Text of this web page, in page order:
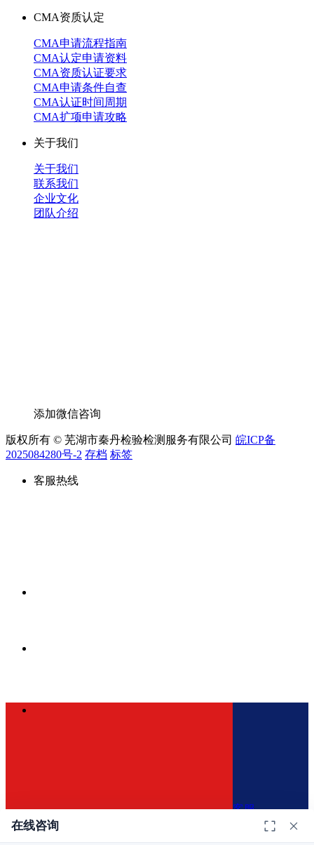
CMA资质认定
CMA申请流程指南
CMA认定申请资料
CMA资质认证要求
CMA申请条件自查
CMA认证时间周期
CMA扩项申请攻略
关于我们
关于我们
联系我们
企业文化
团队介绍
添加微信咨询
版权所有 © 芜湖市秦丹检验检测服务有限公司 皖ICP备
2025084280号-2 存档 标签
客服热线
客服
在线咨询